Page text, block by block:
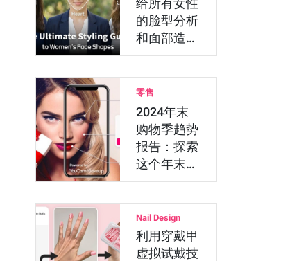
给所有女性
的脸型分析
和面部造型
指南
零售
2024年末
购物季趋势
报告：探索
这个年末消
费者更在意
Nail Design
利用穿戴甲
虚拟试戴技